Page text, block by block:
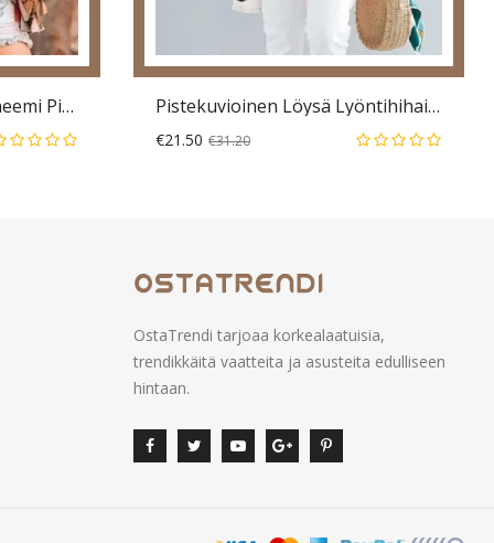
Etnisen Tyylin Printti Boheemi Pitsillinen V-Pääntie Tupsu Pitkähihainen Pusero Naisille Pistekuvioinen Löysä Lyöntihihainen Käännepainike
€21.50 €31.20
OstaTrendi tarjoaa korkealaatuisia,
trendikkäitä vaatteita ja asusteita edulliseen
hintaan.